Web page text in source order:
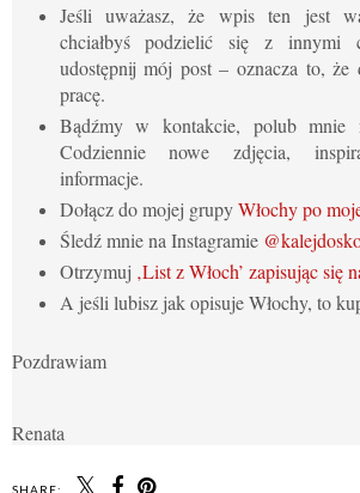
Jeśli uważasz, że wpis ten jest
chciałbyś podzielić się z innymi
udostępnij mój post – oznacza to, że
pracę.
Bądźmy w kontakcie, polub
Codziennie nowe zdjęcia,
informacje.
Dołącz do mojej grupyWłochy po
Śledź mnie na Instagramie
Otrzymuj ‚List z Włoch’ zapisując się
A jeśli lubisz jak opisuje Włochy, to
Pozdrawiam
Renata
SHARE: